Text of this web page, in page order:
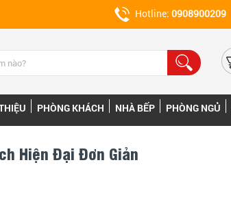
Hotline: 0908900209
PHÒNG KHÁCH NHÀ BẾP PHÒNG NGỦ
Hiện Đại Đơn Giản